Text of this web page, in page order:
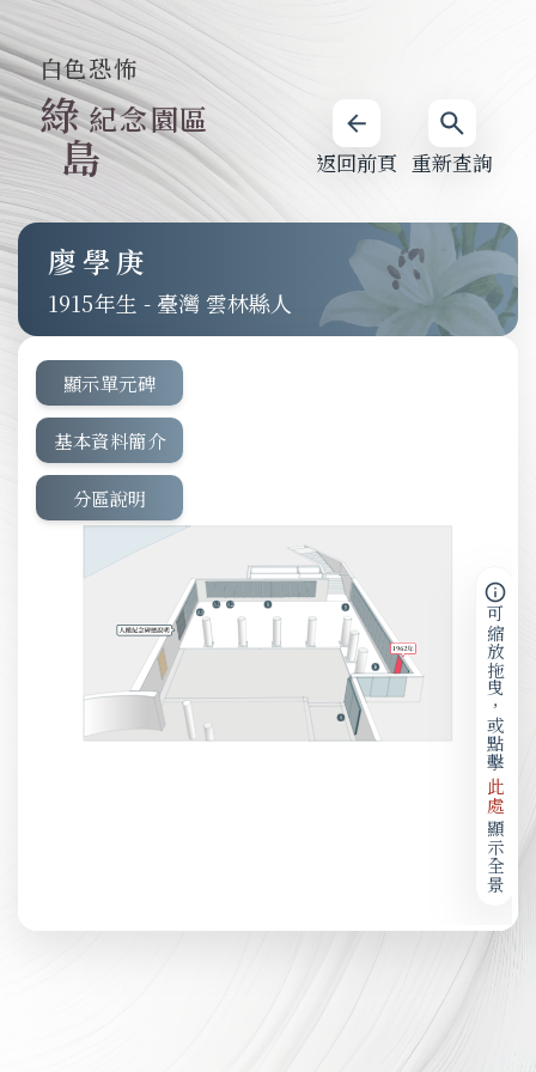
重新查詢
返回前頁
白色恐怖
綠
島
紀念園區
廖學庚
1915 - 臺灣 雲林縣人
顯示單元碑
基本資料簡介
分區說明
可縮放拖曳，或點擊
此處
顯示全景